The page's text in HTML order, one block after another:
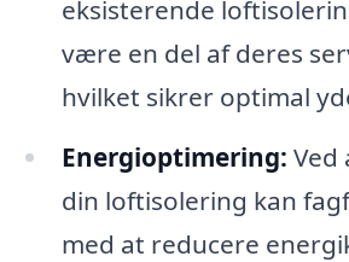
eksisterende
være en del af deres
hvilket sikrer optimal
Energioptimering: Ved
din loftisolering kan
med at reducere